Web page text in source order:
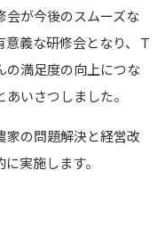
会が今後のスムーズな
義な研修会となり、Ｔ
の満足度の向上につな
いさつしました。
の問題解決と経営改
実施します。